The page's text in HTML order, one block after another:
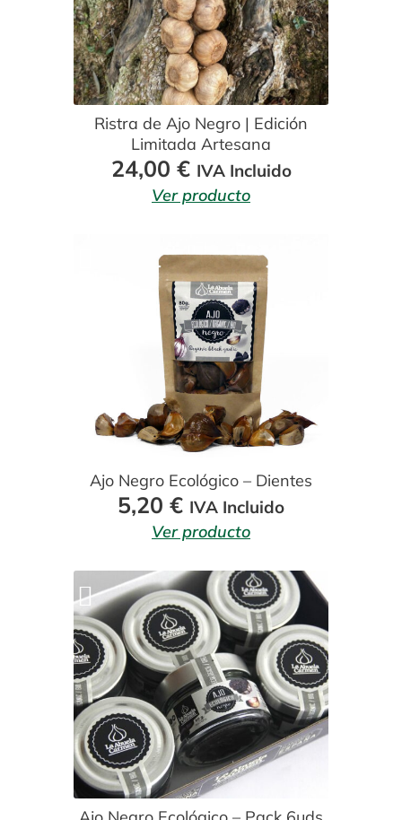
Ristra de Ajo Negro | Edición
Limitada Artesana
24,00 € IVA Incluido
Ver producto
Ajo Negro Ecológico – Dientes
5,20 € IVA Incluido
Ver producto